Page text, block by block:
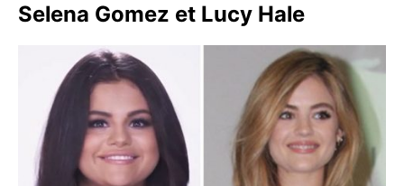
Selena Gomez et Lucy Hale